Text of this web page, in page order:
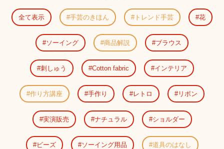
全て表示 手芸のきほん トレンド手芸 花
ソーイング 商品解説 ブラウス
刺しゅう Cotton fabric インテリア
作り方講座 手作り レトロ リボン
実演販売 ナチュラル ショルダー
ビーズ ソーイング用品 道具のはなし